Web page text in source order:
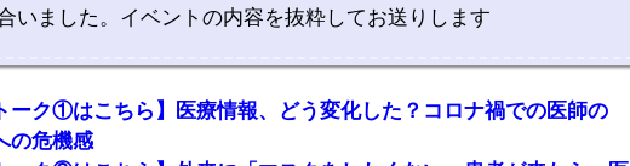
いました。イベントの内容を抜粋してお送りします
ーク①はこちら】医療情報、どう変化した？コロナ禍での医師の
の危機感